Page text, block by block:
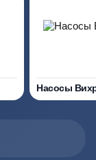
Насосы